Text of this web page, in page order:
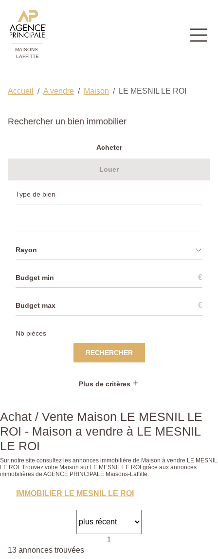
MAISONS-
LAFFITTE
Accueil A vendre Maison LE MESNIL LE ROI
Rechercher un bien immobilier
Acheter
Louer
Rayon
€
€
RECHERCHER
Plus de critères
Achat / Vente Maison LE MESNIL LE
ROI - Maison a vendre à LE MESNIL
LE ROI
Sur notre site consultez les annonces immobilière de Maison à vendre LE MESNIL
LE ROI. Trouvez votre Maison sur LE MESNIL LE ROI grâce aux annonces
immobilières de AGENCE PRINCIPALE Maisons-Laffitte.
IMMOBILIER LE MESNIL LE ROI
1
13 annonces trouvées